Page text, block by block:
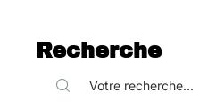
Recherche